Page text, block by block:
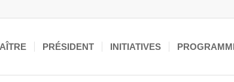
PRÉSIDENT INITIATIVES